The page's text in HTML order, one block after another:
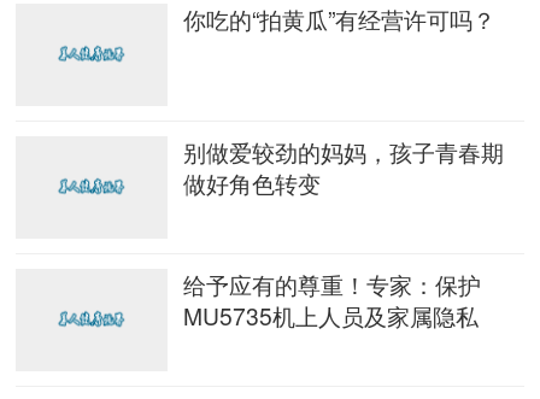
你吃的“拍黄瓜”有经营许可吗？
别做爱较劲的妈妈，孩子青春期
做好角色转变
给予应有的尊重！专家：保护
MU5735机上人员及家属隐私